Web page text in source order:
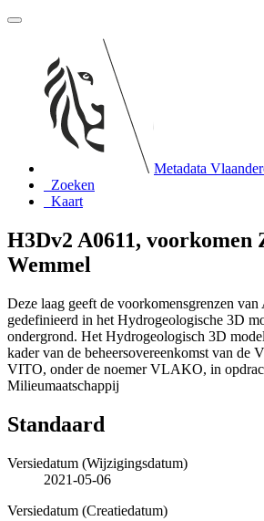
Metadata
Zoeken
Kaart
H3Dv2 A0611, voorkomen
Wemmel
Deze laag geeft de voorkomensgrenzen van
gedefinieerd in het Hydrogeologische 3D
ondergrond. Het Hydrogeologisch 3D
kader van de beheersovereenkomst van de
VITO, onder de noemer VLAKO, in
Milieumaatschappij
Standaard
Versiedatum (Wijzigingsdatum)
2021-05-06
Versiedatum (Creatiedatum)